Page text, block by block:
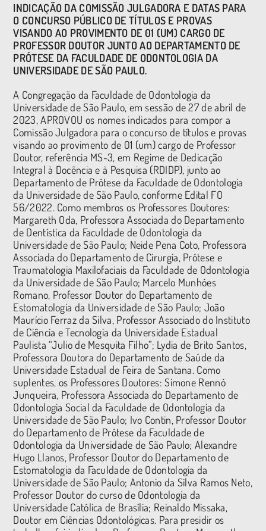
INDICAÇÃO DA COMISSÃO JULGADORA E DATAS PARA
O CONCURSO PÚBLICO DE TÍTULOS E PROVAS
VISANDO AO PROVIMENTO DE 01 (UM) CARGO DE
PROFESSOR DOUTOR JUNTO AO DEPARTAMENTO DE
PRÓTESE DA FACULDADE DE ODONTOLOGIA DA
UNIVERSIDADE DE SÃO PAULO.
A Congregação da Faculdade de Odontologia da
Universidade de São Paulo, em sessão de 27 de abril de
2023, APROVOU os nomes indicados para compor a
Comissão Julgadora para o concurso de títulos e provas
visando ao provimento de 01 (um) cargo de Professor
Doutor, referência MS-3, em Regime de Dedicação
Integral à Docência e à Pesquisa (RDIDP), junto ao
Departamento de Prótese da Faculdade de Odontologia
da Universidade de São Paulo, conforme Edital FO
56/2022. Como membros os Professores Doutores:
Margareth Oda, Professora Associada do Departamento
de Dentística da Faculdade de Odontologia da
Universidade de São Paulo; Neide Pena Coto, Professora
Associada do Departamento de Cirurgia, Prótese e
Traumatologia Maxilofaciais da Faculdade de Odontologia
da Universidade de São Paulo; Marcelo Munhóes
Romano, Professor Doutor do Departamento de
Estomatologia da Universidade de São Paulo; João
Maurício Ferraz da Silva, Professor Associado do Instituto
de Ciência e Tecnologia da Universidade Estadual
Paulista “Julio de Mesquita Filho”; Lydia de Brito Santos,
Professora Doutora do Departamento de Saúde da
Universidade Estadual de Feira de Santana. Como
suplentes, os Professores Doutores: Simone Rennó
Junqueira, Professora Associada do Departamento de
Odontologia Social da Faculdade de Odontologia da
Universidade de São Paulo; Ivo Contin, Professor Doutor
do Departamento de Prótese da Faculdade de
Odontologia da Universidade de São Paulo; Alexandre
Hugo Llanos, Professor Doutor do Departamento de
Estomatologia da Faculdade de Odontologia da
Universidade de São Paulo; Antonio da Silva Ramos Neto,
Professor Doutor do curso de Odontologia da
Universidade Católica de Brasília; Reinaldo Missaka,
Doutor em Ciências Odontológicas. Para presidir os